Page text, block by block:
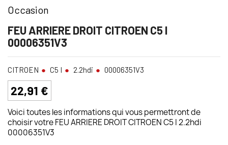
Occasion
FEU ARRIERE DROIT CITROEN C5 I
00006351V3
CITROEN C5 I 2.2hdi 00006351V3
22,91 €
Voici toutes les informations qui vous permettront de
choisir votre FEU ARRIERE DROIT CITROEN C5 I 2.2hdi
00006351V3